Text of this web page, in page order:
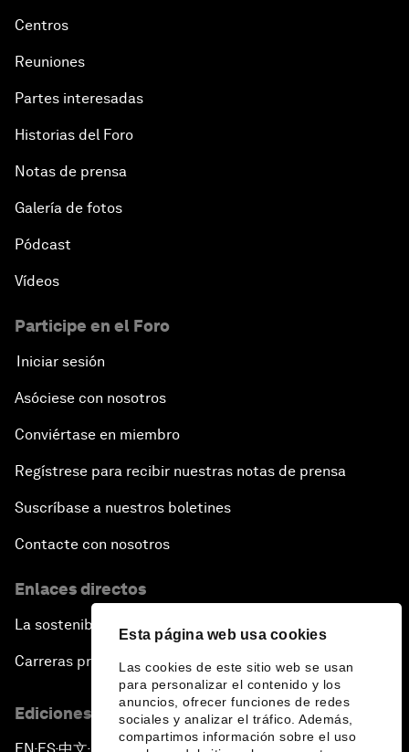
Esta página web usa cookies
Las cookies de este sitio web se usan
para personalizar el contenido y los
anuncios, ofrecer funciones de redes
sociales y analizar el tráfico. Además,
compartimos información sobre el uso
Centros
Reuniones
Partes interesadas
Historias del Foro
Notas de prensa
Galería de fotos
Pódcast
Vídeos
Participe en el Foro
Iniciar sesión
Asóciese con nosotros
Conviértase en miembro
Regístrese para recibir nuestras notas de prensa
Suscríbase a nuestros boletines
Contacte con nosotros
Enlaces directos
La sostenibilidad en el Foro
Carreras profesionales
Ediciones en otros idiomas
▪ ▪ ▪